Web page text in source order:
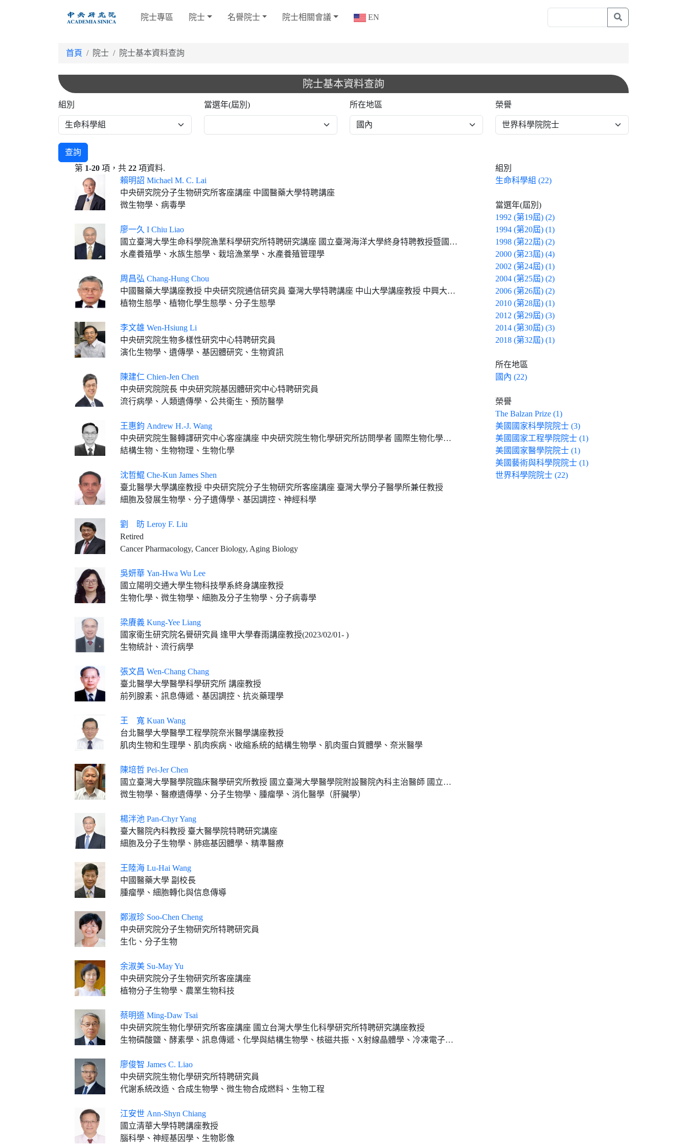
院士專區 院士 名譽院士 院士相關會議 EN
首頁 院士 院士基本資料查詢
院士基本資料查詢
組別 當選年(屆別) 所在地區 榮譽
查詢
第 1-20 項，共 22 項資料.
賴明詔 Michael M. C. Lai
中央研究院分子生物研究所客座講座 中國醫藥大學特聘講座
微生物學、病毒學
廖一久 I Chiu Liao
國立臺灣大學生命科學院漁業科學研究所特聘研究講座 國立臺灣海洋大學終身特聘教授暨國立屏東科技大學講座教授 國立中興大學水產生物學講座教授
水產養殖學、水族生態學、栽培漁業學、水產養殖管理學
周昌弘 Chang-Hung Chou
中國醫藥大學講座教授 中央研究院通信研究員 臺灣大學特聘講座 中山大學講座教授 中興大學講座教授 成功大學客座特聘講座 屏東科技大學終身講座教授
植物生態學、植物化學生態學、分子生態學
李文雄 Wen-Hsiung Li
中央研究院生物多樣性研究中心特聘研究員
演化生物學、遺傳學、基因體研究、生物資訊
陳建仁 Chien-Jen Chen
中央研究院院長 中央研究院基因體研究中心特聘研究員
流行病學、人類遺傳學、公共衛生、預防醫學
王惠鈞 Andrew H.-J. Wang
中央研究院生醫轉譯研究中心客座講座 中央研究院生物化學研究所訪問學者 國際生物化學與分子生物學聯盟卸任會長 台北醫學大學醫學科技學院專任講座教授
結構生物、生物物理、生物化學
沈哲鯤 Che-Kun James Shen
臺北醫學大學講座教授 中央研究院分子生物研究所客座講座 臺灣大學分子醫學所兼任教授
細胞及發展生物學、分子遺傳學、基因調控、神經科學
劉 昉 Leroy F. Liu
Retired
Cancer Pharmacology, Cancer Biology, Aging Biology
吳妍華 Yan-Hwa Wu Lee
國立陽明交通大學生物科技學系終身講座教授
生物化學、微生物學、細胞及分子生物學、分子病毒學
梁賡義 Kung-Yee Liang
國家衛生研究院名譽研究員 逢甲大學春雨講座教授(2023/02/01- )
生物統計、流行病學
張文昌 Wen-Chang Chang
臺北醫學大學醫學科學研究所 講座教授
前列腺素、訊息傳遞、基因調控、抗炎藥理學
王 寬 Kuan Wang
台北醫學大學醫學工程學院奈米醫學講座教授
肌肉生物和生理學、肌肉疾病、收縮系統的結構生物學、肌肉蛋白質體學、奈米醫學
陳培哲 Pei-Jer Chen
國立臺灣大學醫學院臨床醫學研究所教授 國立臺灣大學醫學院附設醫院內科主治醫師 國立臺灣大學講座教授 衛生福利部國立臺灣大學傳染病防治研究及教育中心主任
微生物學、醫療遺傳學、分子生物學、腫瘤學、消化醫學（肝臟學）
楊泮池 Pan-Chyr Yang
臺大醫院內科教授 臺大醫學院特聘研究講座
細胞及分子生物學、肺癌基因體學、精準醫療
王陸海 Lu-Hai Wang
中國醫藥大學 副校長
腫瘤學、細胞轉化與信息傳導
鄭淑珍 Soo-Chen Cheng
中央研究院分子生物研究所特聘研究員
生化、分子生物
余淑美 Su-May Yu
中央研究院分子生物研究所客座講座
植物分子生物學、農業生物科技
蔡明道 Ming-Daw Tsai
中央研究院生物化學研究所客座講座 國立台灣大學生化科學研究所特聘研究講座教授
生物磷酸鹽、酵素學、訊息傳遞、化學與結構生物學、核磁共振、X射線晶體學、冷凍電子顯微鏡、X光自由電子雷射
廖俊智 James C. Liao
中央研究院生物化學研究所特聘研究員
代謝系統改造、合成生物學、微生物合成燃料、生物工程
江安世 Ann-Shyn Chiang
國立清華大學特聘講座教授
腦科學、神經基因學、生物影像
組別
生命科學組 (22)
當選年(屆別)
1992 (第19屆) (2)
1994 (第20屆) (1)
1998 (第22屆) (2)
2000 (第23屆) (4)
2002 (第24屆) (1)
2004 (第25屆) (2)
2006 (第26屆) (2)
2010 (第28屆) (1)
2012 (第29屆) (3)
2014 (第30屆) (3)
2018 (第32屆) (1)
所在地區
國內 (22)
榮譽
The Balzan Prize (1)
美國國家科學院院士 (3)
美國國家工程學院院士 (1)
美國國家醫學院院士 (1)
美國藝術與科學院院士 (1)
世界科學院院士 (22)